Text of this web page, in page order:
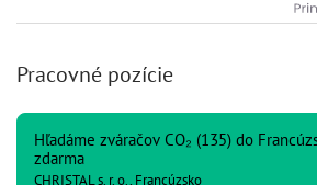
Pracovné pozície
Hľadáme zváračov CO₂ (135) do
zdarma
CHRISTAL s. r. o., Francúzsko